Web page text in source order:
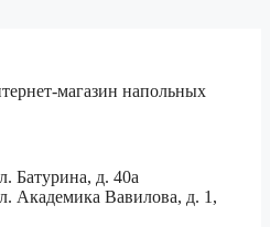
магазин напольных
Батурина, д. 40а
Академика Вавилова, д. 1,